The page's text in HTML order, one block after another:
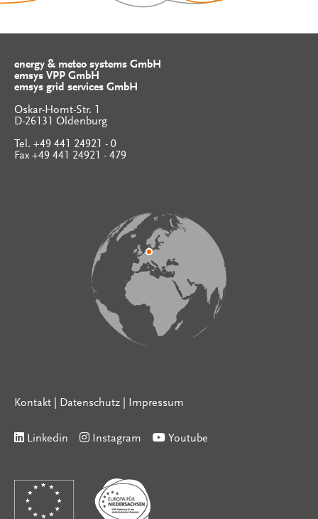
energy & meteo systems GmbH
emsys VPP GmbH
emsys grid services GmbH
Oskar-Homt-Str. 1
D-26131 Oldenburg
Tel. +49 441 24921 - 0
Fax +49 441 24921 - 479
Kontakt Datenschutz Impressum
Linkedin Instagram Youtube